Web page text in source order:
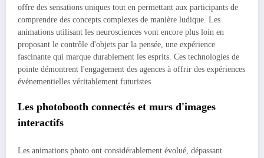
offre des sensations uniques tout en permettant aux participants de
comprendre des concepts complexes de manière ludique. Les
animations utilisant les neurosciences vont encore plus loin en
proposant le contrôle d'objets par la pensée, une expérience
fascinante qui marque durablement les esprits. Ces technologies de
pointe démontrent l'engagement des agences à offrir des expériences
événementielles véritablement futuristes.
Les photobooth connectés et murs d'images
interactifs
Les animations photo ont considérablement évolué, dépassant